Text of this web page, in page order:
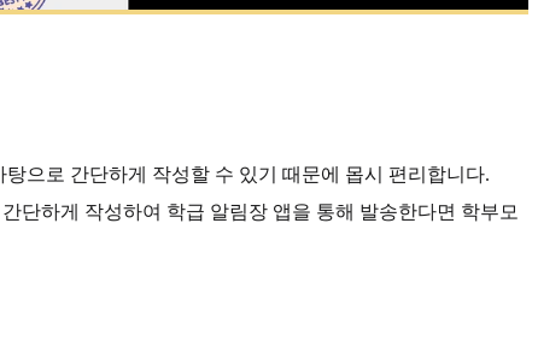
으로 간단하게 작성할 수 있기 때문에 몹시 편리합니다.
단하게 작성하여 학급 알림장 앱을 통해 발송한다면 학부모